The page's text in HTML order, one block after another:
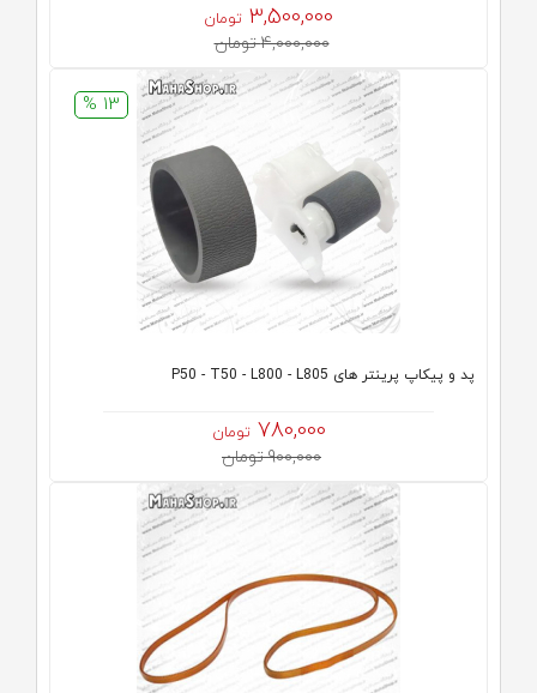
3,500,000 تومان
4,000,000 تومان
13 %
پد و پیکاپ پرینتر های P50 - T50 - L800 - L805
780,000 تومان
900,000 تومان